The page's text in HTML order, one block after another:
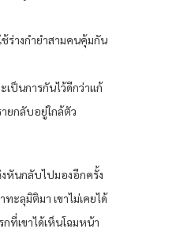
ร่างกำยำสามคนคุ้มกัน
ป็นการกันไว้ดีกว่าแก้
ยกลับอยู่ใกล้ตัว
หันกลับไปมองอีกครั้ง
ะลุมิติมา เขาไม่เคยได้
ที่เขาได้เห็นโฉมหน้า